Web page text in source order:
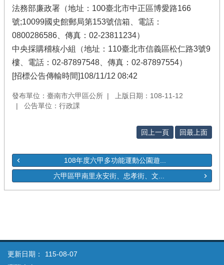
法務部廉政署（地址：100臺北市中正區博愛路166
號;10099國史館郵局第153號信箱、電話：
0800286586、傳真：02-23811234）
中央採購稽核小組（地址：110臺北市信義區松仁路3號9
樓、電話：02-87897548、傳真：02-87897554）
[招標公告傳輸時間]108/11/12 08:42
發布單位：臺南市六甲區公所
上版日期：108-11-12
公告單位：行政課
回上一頁 回最上面
108年度六甲多功能運動公園遊...
六甲區甲南里永安街、忠孝街、文...
更新日期：
115-08-07